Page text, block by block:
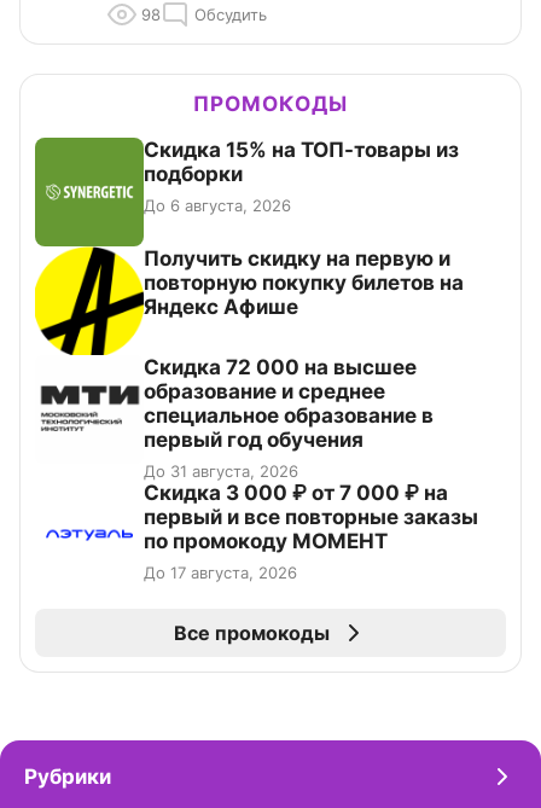
98 Обсудить
ПРОМОКОДЫ
Скидка 15% на ТОП-товары из
подборки
До 6 августа, 2026
Получить скидку на первую и
повторную покупку билетов на
Яндекс Афише
Скидка 72 000 на высшее
образование и среднее
специальное образование в
первый год обучения
До 31 августа, 2026
Скидка 3 000 ₽ от 7 000 ₽ на
первый и все повторные заказы
по промокоду МОМЕНТ
До 17 августа, 2026
Все промокоды
Рубрики